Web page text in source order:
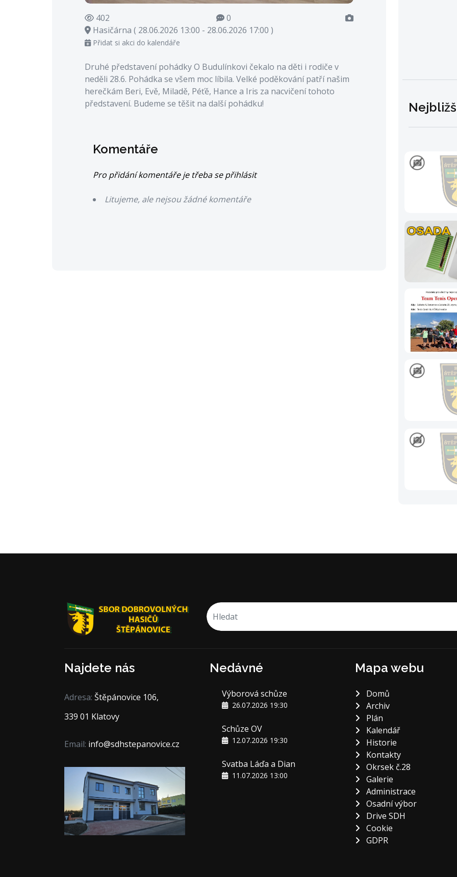
402
0
Hasičárna ( 28.06.2026 13:00 - 28.06.2026 17:00 )
Přidat si akci do kalendáře
Druhé představení pohádky O Budulínkovi čekalo na děti i rodiče v
neděli 28.6. Pohádka se všem moc líbila. Velké poděkování patří našim
herečkám Beri, Evě, Miladě, Péťě, Hance a Iris za nacvičení tohoto
představení. Budeme se těšit na další pohádku!
Komentáře
Pro přidání komentáře je třeba se přihlásit
Litujeme, ale nejsou žádné komentáře
Najdete nás
Adresa: Štěpánovice 106,
339 01 Klatovy
Email: info@sdhstepanovice.cz
Nedávné
Výborová schůze
26.07.2026 19:30
Schůze OV
12.07.2026 19:30
Svatba Láďa a Dian
11.07.2026 13:00
Mapa webu
Domů
Archiv
Plán
Kalendář
Historie
Kontakty
Okrsek č.28
Galerie
Administrace
Osadní výbor
Drive SDH
Cookie
GDPR